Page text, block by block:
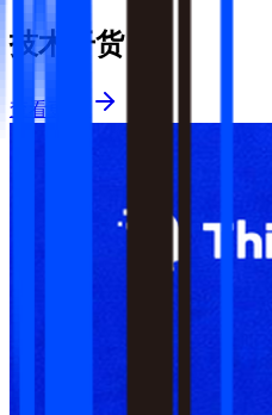
技术干货
查看更多